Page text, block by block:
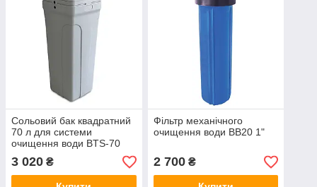
Сольовий бак квадратний
70 л для системи
очищення води BTS-70
корпус
3 020 ₴
Фільтр механічного
очищення води BB20 1"
2 700₴